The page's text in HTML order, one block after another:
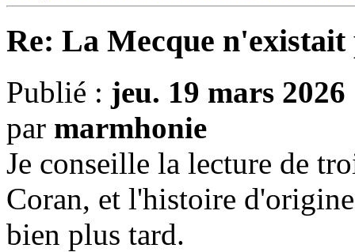
Re: La Mecque n'existait
Publié : jeu. 19 mars 2026
par marmhonie
Je conseille la lecture de
Coran, et l'histoire
bien plus tard.